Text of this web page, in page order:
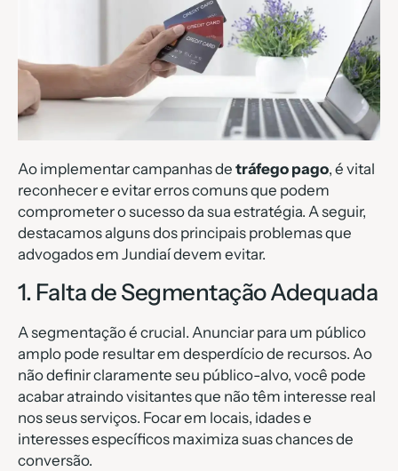
Ao implementar campanhas de tráfego pago, é vital
reconhecer e evitar erros comuns que podem
comprometer o sucesso da sua estratégia. A seguir,
destacamos alguns dos principais problemas que
advogados em Jundiaí devem evitar.
1. Falta de Segmentação Adequada
A segmentação é crucial. Anunciar para um público
amplo pode resultar em desperdício de recursos. Ao
não definir claramente seu público-alvo, você pode
acabar atraindo visitantes que não têm interesse real
nos seus serviços. Focar em locais, idades e
interesses específicos maximiza suas chances de
conversão.